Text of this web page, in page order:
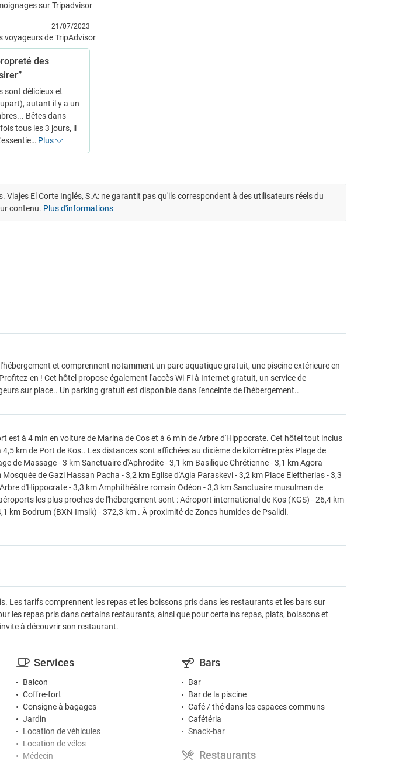
sur Tripadvisor
21/07/2023
des
sont délicieux et
autant il y a un
Bêtes dans
tous les 3 jours, il
Plus
Viajes El Corte Inglés, S.A: ne garantit pas qu'ils correspondent à des utilisateurs réels du
contenu. Plus d'informations
et comprennent notamment un parc aquatique gratuit, une piscine extérieure en
en ! Cet hôtel propose également l'accès Wi-Fi à Internet gratuit, un service de
sur place.. Un parking gratuit est disponible dans l'enceinte de l'hébergement..
est à 4 min en voiture de Marina de Cos et à 6 min de Arbre d'Hippocrate. Cet hôtel tout inclus
km de Port de Kos.. Les distances sont affichées au dixième de kilomètre près Plage de
de Massage - 3 km Sanctuaire d'Aphrodite - 3,1 km Basilique Chrétienne - 3,1 km Agora
de Gazi Hassan Pacha - 3,2 km Eglise d'Agia Paraskevi - 3,2 km Place Eleftherias - 3,3
d'Hippocrate - 3,3 km Amphithéâtre romain Odéon - 3,3 km Sanctuaire musulman de
les plus proches de l'hébergement sont : Aéroport international de Kos (KGS) - 26,4 km
km Bodrum (BXN-Imsik) - 372,3 km . À proximité de Zones humides de Psalidi.
Les tarifs comprennent les repas et les boissons pris dans les restaurants et les bars sur
les repas pris dans certains restaurants, ainsi que pour certains repas, plats, boissons et
à découvrir son restaurant.
Services
Balcon
Coffre-fort
Consigne à bagages
Jardin
Location de véhicules
Location de vélos
Médecin
Bars
Bar
Bar de la piscine
Café / thé dans les espaces communs
Cafétéria
Snack-bar
Restaurants